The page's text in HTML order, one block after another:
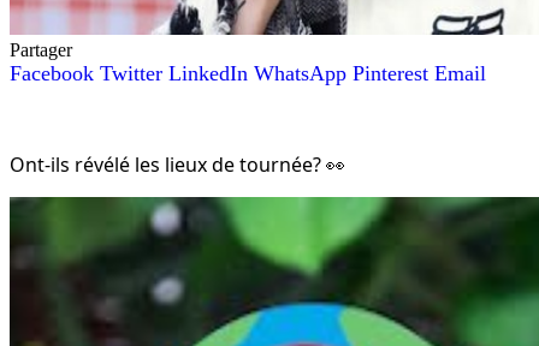
Partager
Facebook Twitter LinkedIn WhatsApp Pinterest Email
Ont-ils révélé les lieux de tournée? 👀